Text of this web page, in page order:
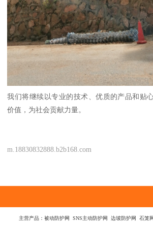
我们将继续以专业的技术、优质的产品和贴
价值，为社会贡献力量。
m.18830832888.b2b168.com
主营产品：被动防护网 SNS主动防护网 边坡防护网 石笼